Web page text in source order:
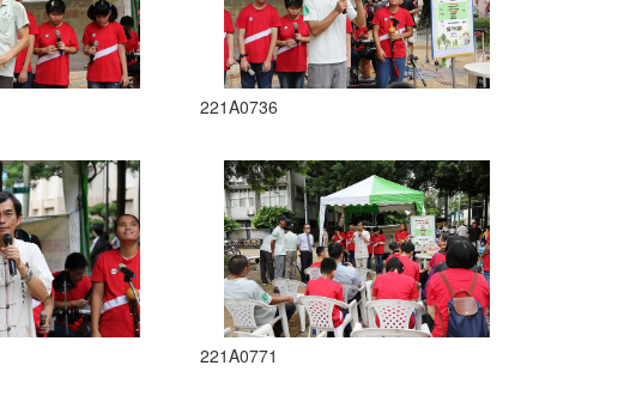
221A0736
221A0771